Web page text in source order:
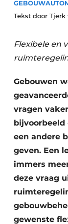
Vacature
Video’s
Tekst door
Flexibele en
Gebouwen
vragen
een andere
geven. Een
immers
deze vraag
gewenste